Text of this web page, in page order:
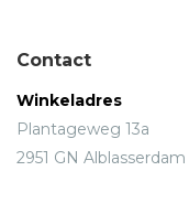
Contact
Winkeladres
Plantageweg 13a
2951 GN Alblasserdam